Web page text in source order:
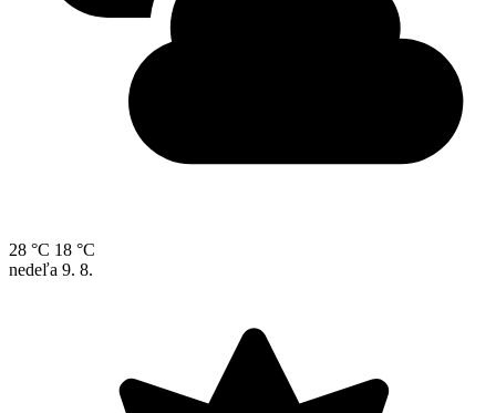
28 °C 18 °C
nedeľa 9. 8.